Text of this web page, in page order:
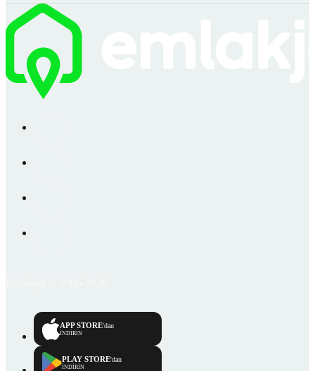
APP STORE'dan
İNDİRİN
PLAY STORE'dan
İNDİRİN